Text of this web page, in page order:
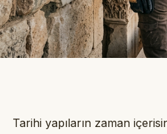
Tarihi yapıların zaman